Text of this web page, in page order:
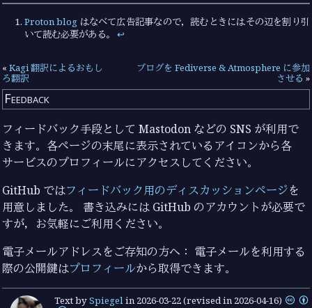
Proton blog はなべて広告記事なので，読むときにはその辺を割り引
いて読む必要がある。↩︎
«Kagi 翻訳によるおもし
ろ翻訳
ブログを Fediverse & Atmosphere に参加
させる »
Feedback
フィードバック手段として Mastodon などの SNS が利用で
きます。各ページの末尾に表示されているアイコンから各
サービスのプロフィールにアクセスしてください。
GitHub ではフィードバック用のディスカッションページを
用意しました。 書き込みには GitHub のアカウントが必要で
すが，お気軽にご利用ください。
電子メールアドレスをご存知の方へ： 電子メールを利用する
際の公開鍵はプロフィールから取得できます。
Text bySpiegelin 2026-03-22(revised in 2026-04-16)